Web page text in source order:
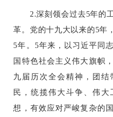
2.深刻领会过去5年的工
革。党的十九大以来的5年
5年。5年来，以习近平同
国特色社会主义伟大旗帜
九届历次全会精神，团结
民，统揽伟大斗争、伟
想，有效应对严峻复杂的